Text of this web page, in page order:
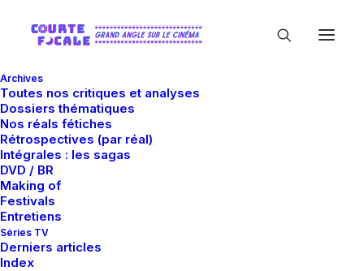
Archives
Toutes nos critiques et analyses
Dossiers thématiques
Nos réals fétiches
Rétrospectives (par réal)
Intégrales : les sagas
DVD / BR
Making of
Festivals
Entretiens
Séries TV
Derniers articles
Index